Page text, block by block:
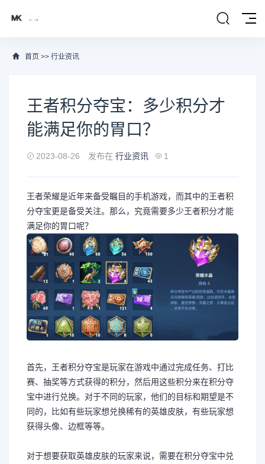
首页 >> 行业资讯
王者积分夺宝：多少积分才
能满足你的胃口？
2023-08-26 发布在 行业资讯 1
王者荣耀是近年来备受瞩目的手机游戏，而其中的王者积
分夺宝更是备受关注。那么，究竟需要多少王者积分才能
满足你的胃口呢？
首先，王者积分夺宝是玩家在游戏中通过完成任务、打比
赛、抽奖等方式获得的积分，然后用这些积分来在积分夺
宝中进行兑换。对于不同的玩家，他们的目标和期望是不
同的，比如有些玩家想兑换稀有的英雄皮肤，有些玩家想
获得头像、边框等等。
对于想要获取英雄皮肤的玩家来说，需要在积分夺宝中兑